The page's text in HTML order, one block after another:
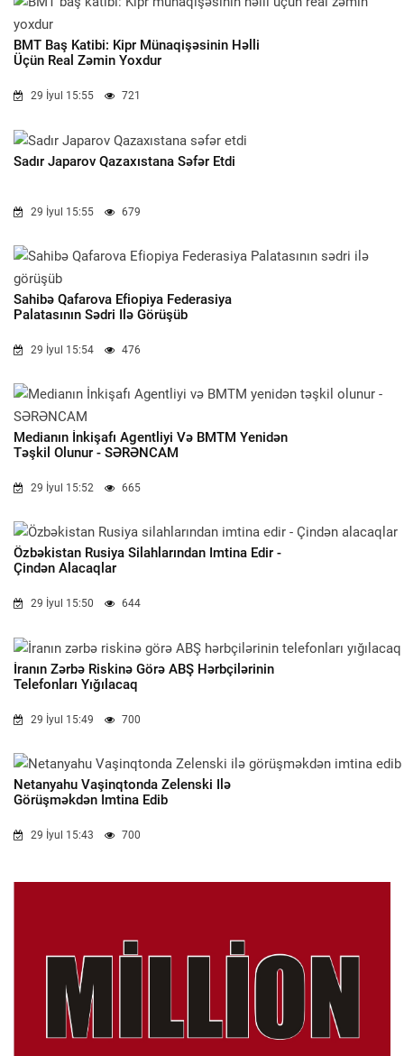
BMT Baş Katibi: Kipr Münaqişəsinin Həlli
Üçün Real Zəmin Yoxdur
29 İyul 15:55 721
Sadır Japarov Qazaxıstana Səfər Etdi
29 İyul 15:55 679
Sahibə Qafarova Efiopiya Federasiya
Palatasının Sədri Ilə Görüşüb
29 İyul 15:54 476
Medianın İnkişafı Agentliyi Və BMTM Yenidən
Təşkil Olunur - SƏRƏNCAM
29 İyul 15:52 665
Özbəkistan Rusiya Silahlarından Imtina Edir -
Çindən Alacaqlar
29 İyul 15:50 644
İranın Zərbə Riskinə Görə ABŞ Hərbçilərinin
Telefonları Yığılacaq
29 İyul 15:49 700
Netanyahu Vaşinqtonda Zelenski Ilə
Görüşməkdən Imtina Edib
29 İyul 15:43 700